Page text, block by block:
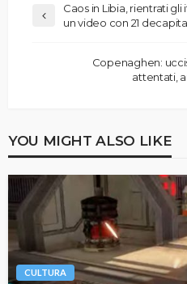
Caos in Libia, rientrati gli
un video con 21
Copenaghen:
attentati,
YOU MIGHT ALSO LIKE
CULTURA